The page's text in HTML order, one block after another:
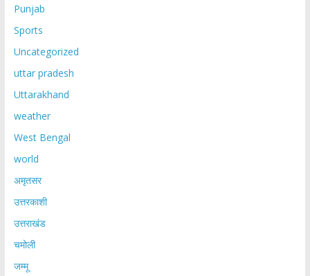
Punjab
Sports
Uncategorized
uttar pradesh
Uttarakhand
weather
West Bengal
world
अमृतसर
उत्तरकाशी
उत्तराखंड
चमोली
जम्मू